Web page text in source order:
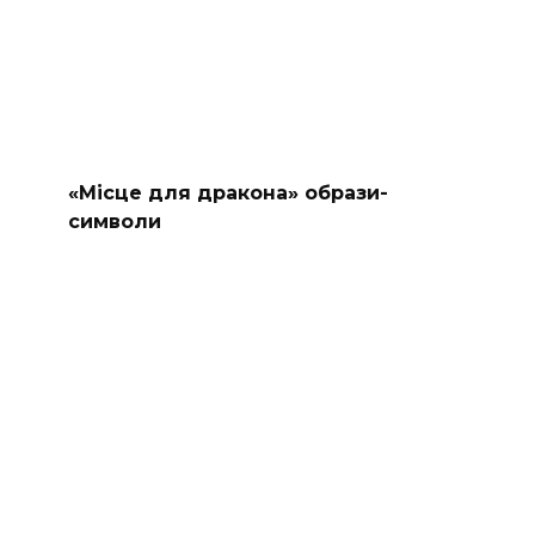
«Місце для дракона» образи-
символи